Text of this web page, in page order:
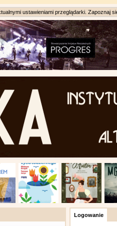
ustawieniami przeglądarki. Zapoznaj
Logowanie